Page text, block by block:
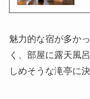
魅力的な宿が多か
く、部屋に露天風
しめそうな滝亭に